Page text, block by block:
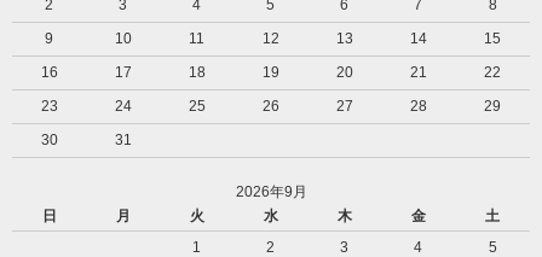
2
3 4 5 6 7
8
9
10 11 12 13 14
15
16
17 18 19 20 21
22
23
24 25 26 27 28
29
30
31
2026年9月
日
月 火 水 木 金
土
1
2 3 4
5